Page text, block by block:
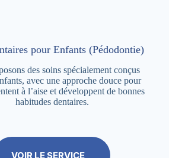
pour Enfants (Pédodontie)
des soins spécialement conçus
avec une approche douce pour
à l’aise et développent de bonnes
habitudes dentaires.
VOIR LE SERVICE